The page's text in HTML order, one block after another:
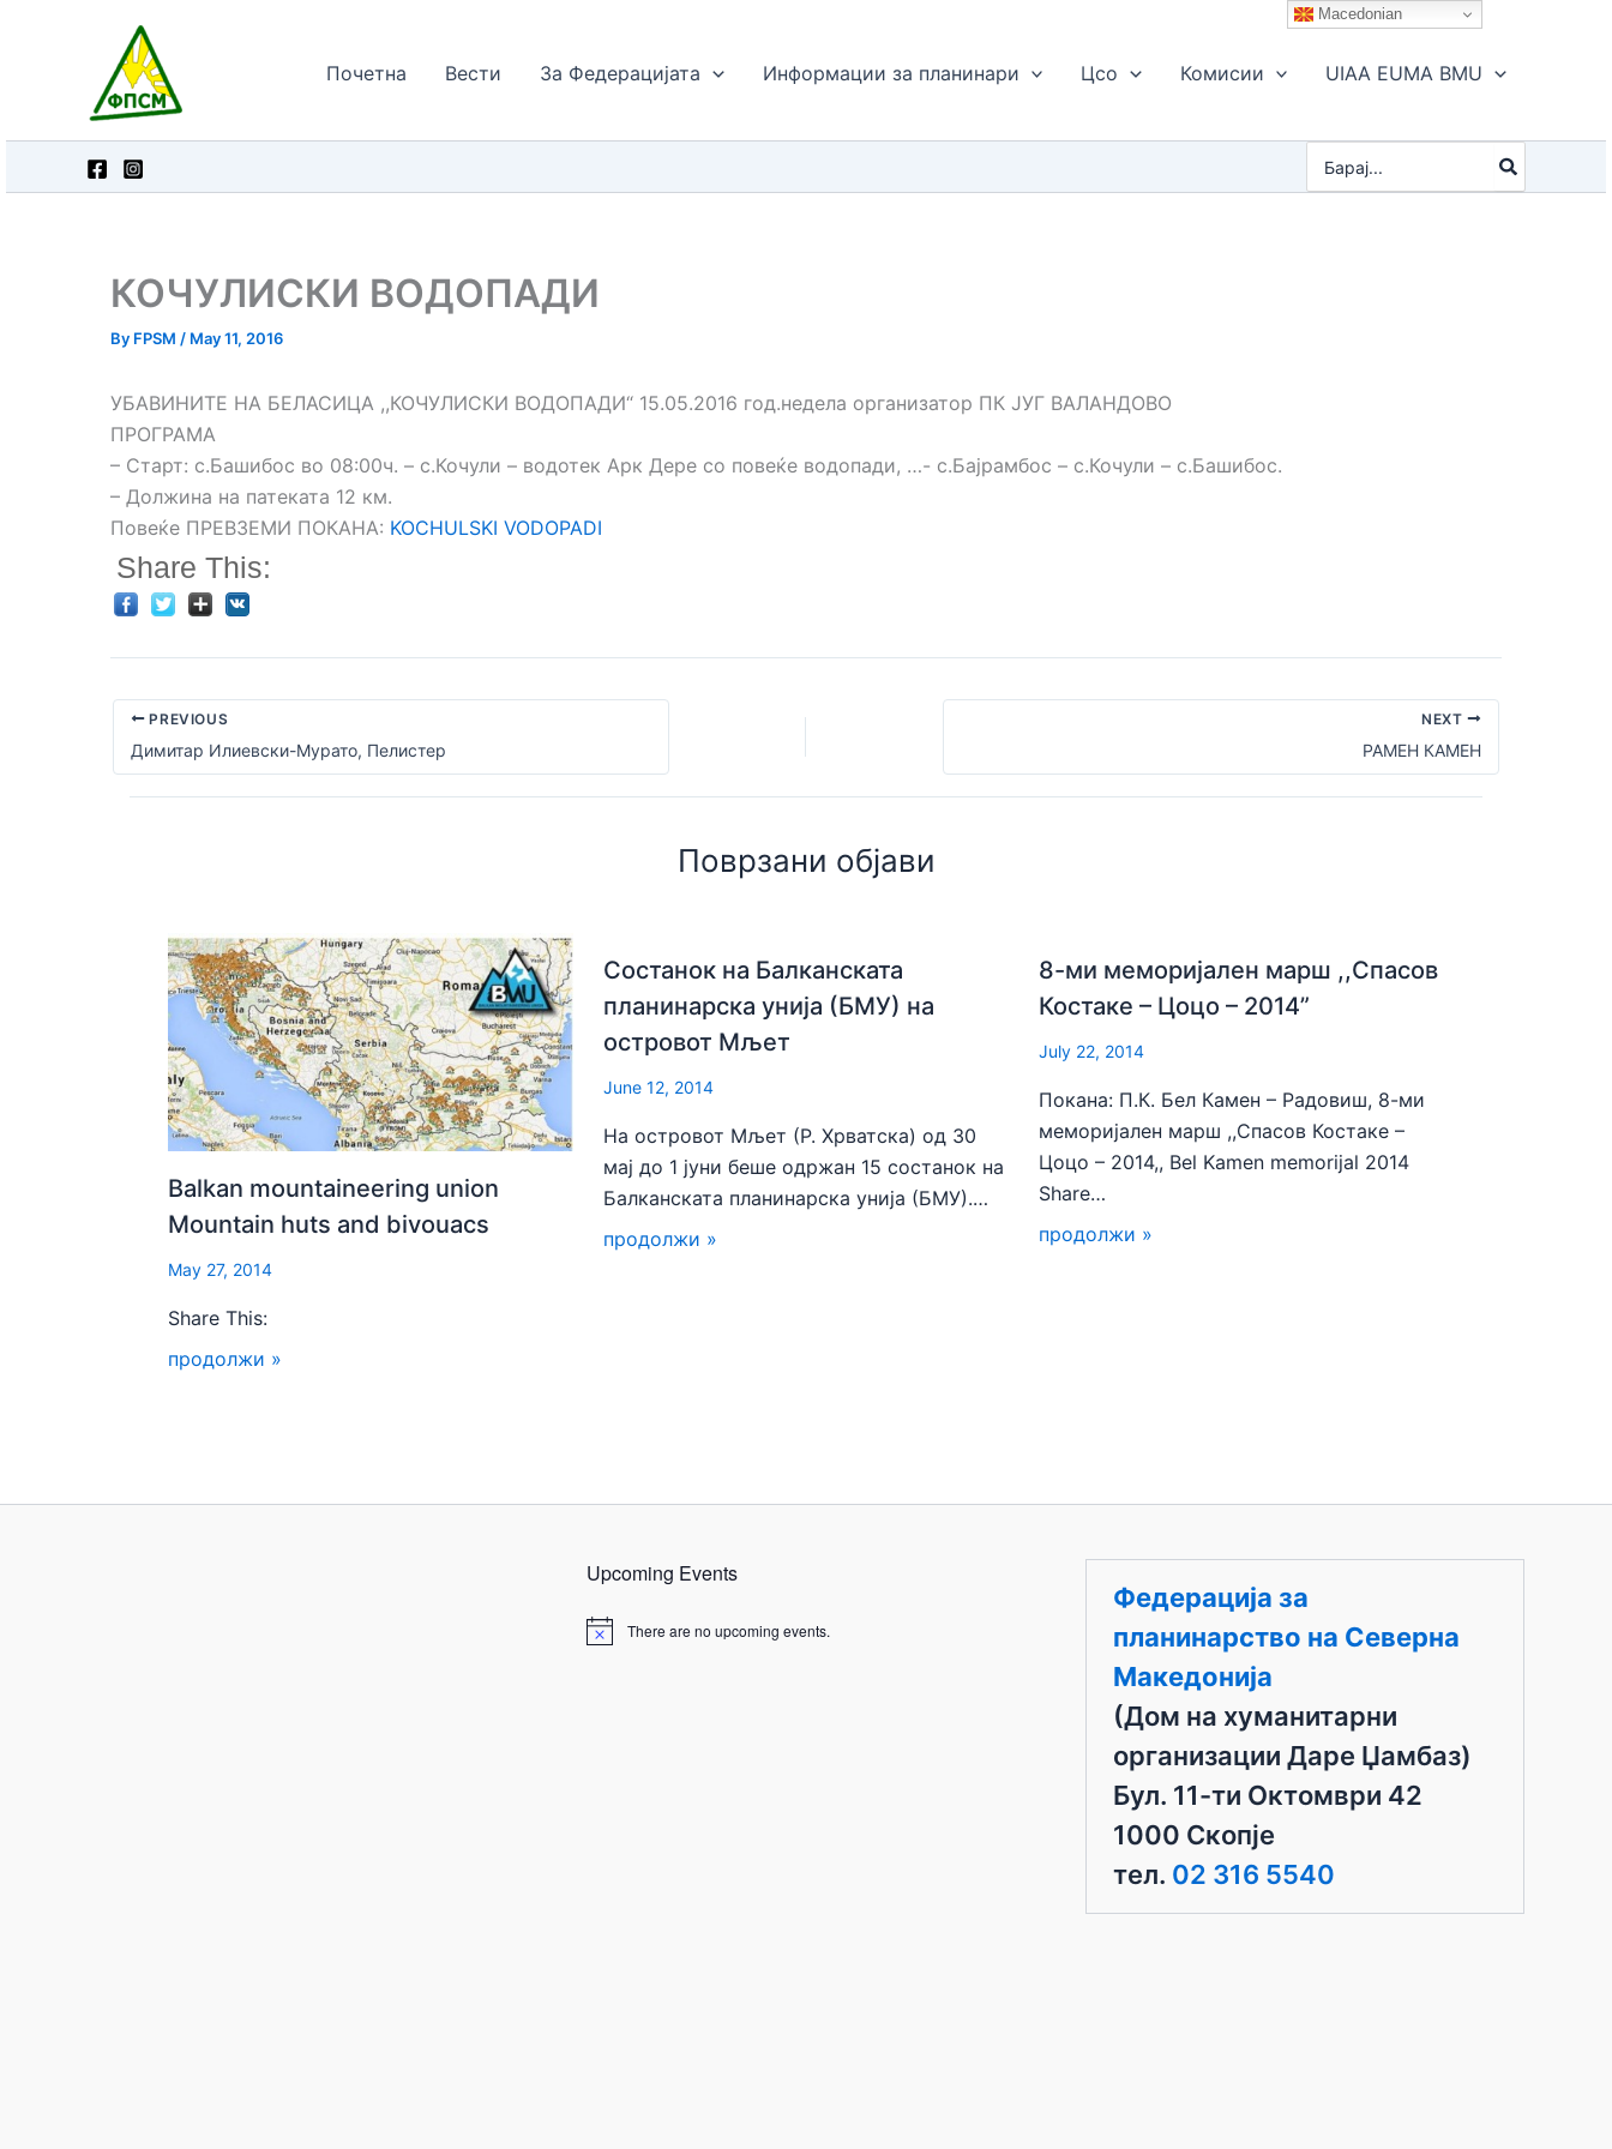
Почетна Вести За Федерацијата Информации за планинари Цсо Комисии UIAA EUMA BMU
for:
КОЧУЛИСКИ ВОДОПАДИ
By FPSM / May 11, 2016
УБАВИНИТЕ НА БЕЛАСИЦА ,,КОЧУЛИСКИ ВОДОПАДИ“ 15.05.2016 год.недела организатор ПК ЈУГ ВАЛАНДОВО
ПРОГРАМА
– Старт: с.Башибос во 08:00ч. – с.Кочули – водотек Арк Дере со повеќе водопади, …- с.Бајрамбос – с.Кочули – с.Башибос.
– Должина на патеката 12 км.
Повеќе ПРЕВЗЕМИ ПОКАНА: KOCHULSKI VODOPADI
Share This:
PREVIOUS
Димитар Илиевски-Мурато, Пелистер
NEXT
РАМЕН КАМЕН
Поврзани објави
Balkan mountaineering union
Mountain huts and bivouacs
May 27, 2014
Share This:
продолжи »
Состанок на Балканската
планинарска унија (БМУ) на
островот Мљет
June 12, 2014
На островот Мљет (Р. Хрватска) од 30
мај до 1 јуни беше одржан 15 состанок на
Балканската планинарска унија (БМУ).…
продолжи »
8-ми меморијален марш ,,Спасов
Костаке – Цоцо – 2014”
July 22, 2014
Покана: П.К. Бел Камен – Радовиш, 8-ми
меморијален марш ,,Спасов Костаке –
Цоцо – 2014,, Bel Kamen memorijal 2014
Share…
продолжи »
Upcoming Events
N
There are no upcoming events.
Федерација за
планинарство на Северна
Македонија
(Дом на хуманитарни
организации Даре Џамбаз)
Бул. 11-ти Октомври 42
1000 Скопје
тел. 02 316 5540
Macedonian